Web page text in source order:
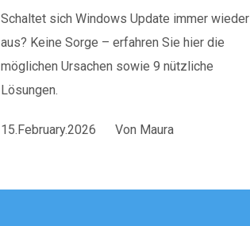
Schaltet sich Windows Update immer wieder
aus? Keine Sorge – erfahren Sie hier die
möglichen Ursachen sowie 9 nützliche
Lösungen.
15.February.2026 Von Maura